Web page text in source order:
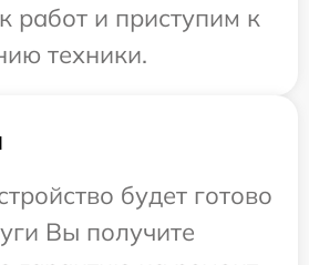
работ и приступим к
техники.
будет готово
Вы получите